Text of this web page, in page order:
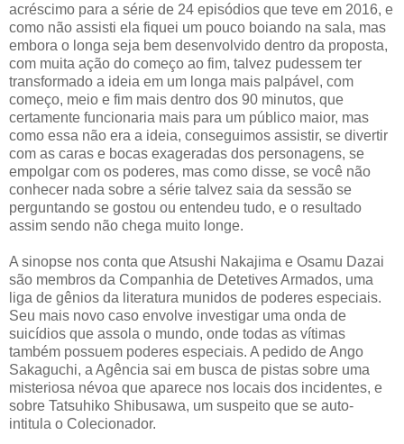
acréscimo para a série de 24 episódios que teve em 2016, e
como não assisti ela fiquei um pouco boiando na sala, mas
embora o longa seja bem desenvolvido dentro da proposta,
com muita ação do começo ao fim, talvez pudessem ter
transformado a ideia em um longa mais palpável, com
começo, meio e fim mais dentro dos 90 minutos, que
certamente funcionaria mais para um público maior, mas
como essa não era a ideia, conseguimos assistir, se divertir
com as caras e bocas exageradas dos personagens, se
empolgar com os poderes, mas como disse, se você não
conhecer nada sobre a série talvez saia da sessão se
perguntando se gostou ou entendeu tudo, e o resultado
assim sendo não chega muito longe.
A sinopse nos conta que Atsushi Nakajima e Osamu Dazai
são membros da Companhia de Detetives Armados, uma
liga de gênios da literatura munidos de poderes especiais.
Seu mais novo caso envolve investigar uma onda de
suicídios que assola o mundo, onde todas as vítimas
também possuem poderes especiais. A pedido de Ango
Sakaguchi, a Agência sai em busca de pistas sobre uma
misteriosa névoa que aparece nos locais dos incidentes, e
sobre Tatsuhiko Shibusawa, um suspeito que se auto-
intitula o Colecionador.